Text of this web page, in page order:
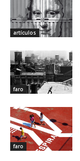
artículos
faro
faro